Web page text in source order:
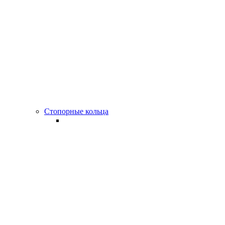
Стопорные кольца